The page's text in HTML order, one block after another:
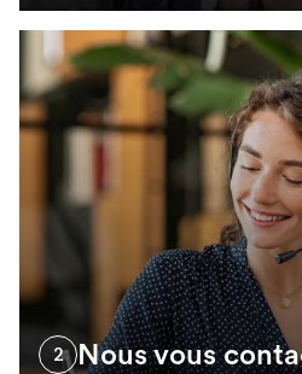
2 Nous vous